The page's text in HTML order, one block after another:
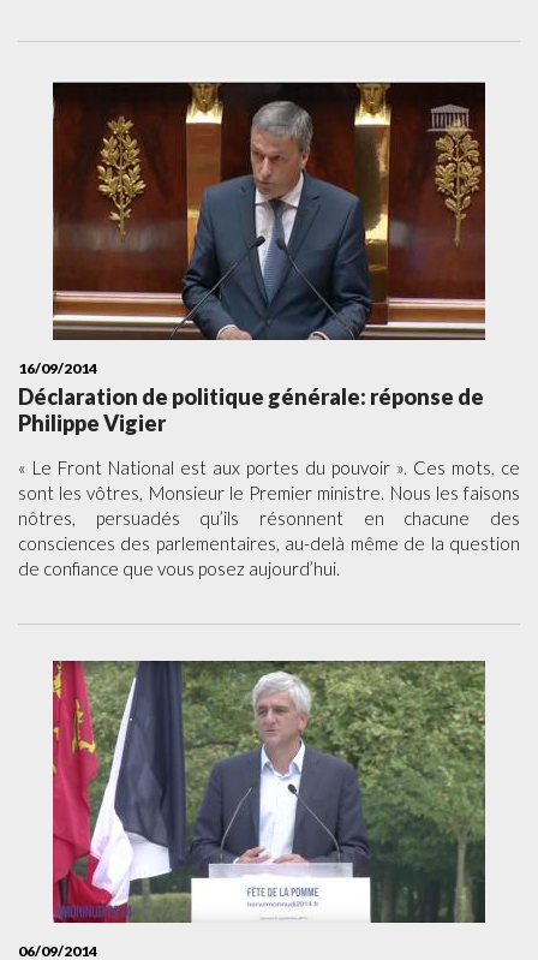
16/09/2014
Déclaration de politique générale: réponse de
Philippe Vigier
« Le Front National est aux portes du pouvoir ». Ces mots, ce
sont les vôtres, Monsieur le Premier ministre. Nous les faisons
nôtres, persuadés qu’ils résonnent en chacune des
consciences des parlementaires, au-delà même de la question
de confiance que vous posez aujourd’hui.
06/09/2014